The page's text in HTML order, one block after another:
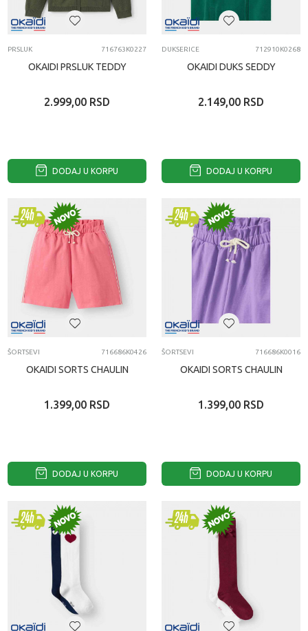
PRSLUK 716763K0227
OKAIDI PRSLUK TEDDY
2.999,00 RSD
DODAJ U KORPU
DUKSERICE 712910K0268
OKAIDI DUKS SEDDY
2.149,00 RSD
DODAJ U KORPU
ŠORTSEVI 716686K0426
OKAIDI SORTS CHAULIN
1.399,00 RSD
DODAJ U KORPU
ŠORTSEVI 716686K0016
OKAIDI SORTS CHAULIN
1.399,00 RSD
DODAJ U KORPU